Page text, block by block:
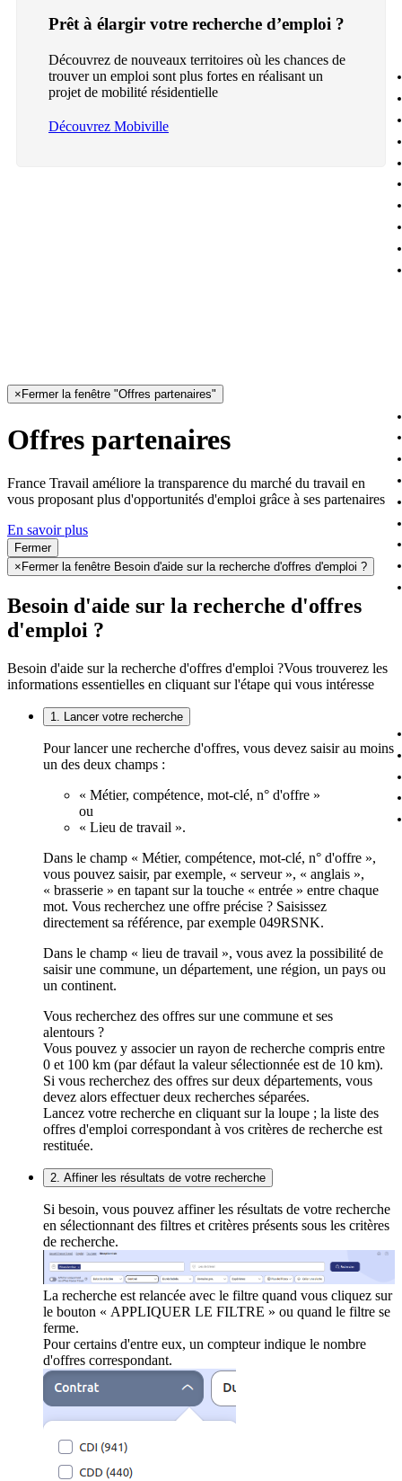
Prêt à élargir votre recherche d’emploi ?
Découvrez de nouveaux territoires où les chances de
trouver un emploi sont plus fortes en réalisant un
projet de mobilité résidentielle
Découvrez Mobiville
× Fermer la fenêtre "Offres partenaires"
Offres partenaires
France Travail améliore la transparence du marché du travail en
vous proposant plus d'opportunités d'emploi grâce à ses partenaires
En savoir plus
Fermer
× Fermer la fenêtre Besoin d'aide sur la recherche d'offres d'emploi ?
Besoin d'aide sur la recherche d'offres
d'emploi ?
Besoin d'aide sur la recherche d'offres d'emploi ?Vous trouverez les
informations essentielles en cliquant sur l'étape qui vous intéresse
1. Lancer votre recherche
Pour lancer une recherche d'offres, vous devez saisir au moins
un des deux champs :
« Métier, compétence, mot-clé, n° d'offre »
ou
« Lieu de travail ».
Dans le champ « Métier, compétence, mot-clé, n° d'offre »,
vous pouvez saisir, par exemple, « serveur », « anglais »,
« brasserie » en tapant sur la touche « entrée » entre chaque
mot. Vous recherchez une offre précise ? Saisissez
directement sa référence, par exemple 049RSNK.
Dans le champ « lieu de travail », vous avez la possibilité de
saisir une commune, un département, une région, un pays ou
un continent.
Vous recherchez des offres sur une commune et ses
alentours ?
Vous pouvez y associer un rayon de recherche compris entre
0 et 100 km (par défaut la valeur sélectionnée est de 10 km).
Si vous recherchez des offres sur deux départements, vous
devez alors effectuer deux recherches séparées.
Lancez votre recherche en cliquant sur la loupe ; la liste des
offres d'emploi correspondant à vos critères de recherche est
restituée.
2. Affiner les résultats de votre recherche
Si besoin, vous pouvez affiner les résultats de votre recherche
en sélectionnant des filtres et critères présents sous les critères
de recherche.
La recherche est relancée avec le filtre quand vous cliquez sur
le bouton « APPLIQUER LE FILTRE » ou quand le filtre se
ferme.
Pour certains d'entre eux, un compteur indique le nombre
d'offres correspondant.